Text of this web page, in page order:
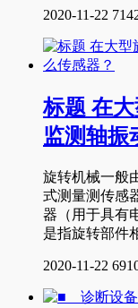
2020-11-22
标题 在
监测轴振
旋转机械一般
式测量测传感
器（用于具有
是指旋转部件
2020-11-22